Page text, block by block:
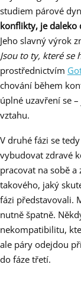
studiem párové
konflikty, je daleko
Jeho slavný výrok
Jsou to ty, které se
prostřednictvím
chování během
úplné uzavření se
vztahu.
V druhé fázi se
vybudovat zdravé
pracovat na sobě
takového, jaký
fázi představovali.
nutně špatně.
nekompatibilitu,
ale páry odejdou
do fáze třetí.